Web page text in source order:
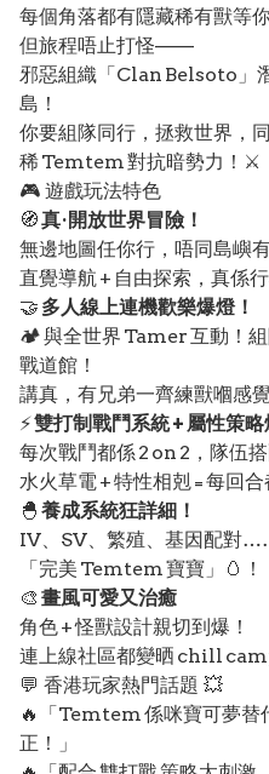
每個角落都有隱藏稀有獸等
但旅程唔止打怪——
邪惡組織「Clan Belsoto」
島！
你要組隊同行，拯救世界，
稀 Temtem 對抗暗勢力！⚔️
🎮 遊戲玩法特色
🧭真·開放世界冒險！
無邊地圖任你行，唔同島嶼
直覺導航 + 自由探索，真係
🤝 多人線上連機歡樂爆燈！
🏕️ 與全世界 Tamer 互動！
戰道館！
講真，有兄弟一齊練獸嗰感
⚡雙打制戰鬥系統 + 屬性策略
每次戰鬥都係 2 on 2，隊伍
水火草電 + 特性相剋 = 每回合
🐣 養成系統狂詳細！
IV、SV、繁殖、基因配對
「完美 Temtem 寶寶」🥚！
🎨 畫風可愛又治癒
角色 + 怪獸設計親切到爆！
連上線社區都變晒 chill
💬 香港玩家熱門話題 💥
🔥「Temtem 係咪寶可夢
正！」